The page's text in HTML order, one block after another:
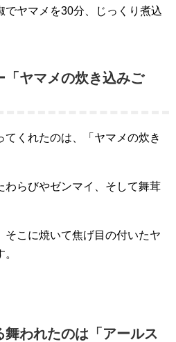
でヤマメを30分、じっくり煮込
ヤマメの炊き込みご
てくれたのは、「ヤマメの炊き
わらびやゼンマイ、そして舞茸
そこに焼いて焦げ目の付いたヤ
われたのは「アールス